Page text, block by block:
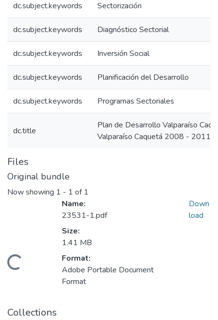
dc.subject.keywords Sectorización
dc.subject.keywords Diagnóstico Sectorial
dc.subject.keywords Inversión Social
dc.subject.keywords Planificación del Desarrollo
dc.subject.keywords Programas Sectoriales
dc.title
Plan de Desarrollo Valparaíso
Valparaíso Caquetá 2008 - 2011
Files
Original bundle
Now showing 1 - 1 of 1
Loading...
Name:
23531-1.pdf
Size:
1.41 MB
Format:
Adobe Portable Document
Format
Down
load
Collections